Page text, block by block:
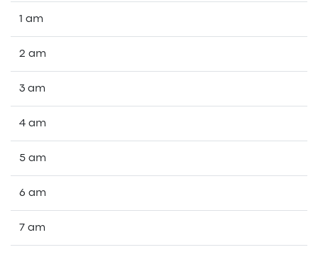
1 am
2 am
3 am
4 am
5 am
6 am
7 am